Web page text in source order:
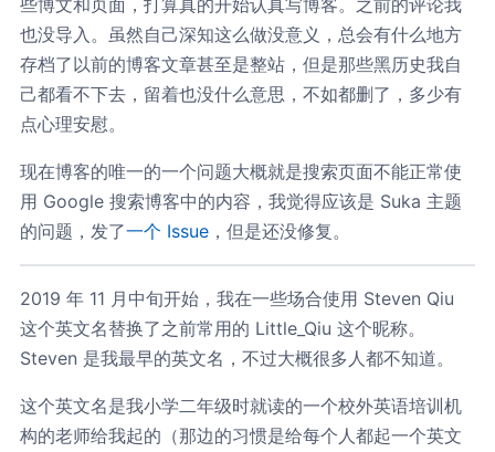
些博文和页面，打算真的开始认真写博客。之前的评论我
也没导入。虽然自己深知这么做没意义，总会有什么地方
存档了以前的博客文章甚至是整站，但是那些黑历史我自
己都看不下去，留着也没什么意思，不如都删了，多少有
点心理安慰。
现在博客的唯一的一个问题大概就是搜索页面不能正常使
用 Google 搜索博客中的内容，我觉得应该是 Suka 主题
的问题，发了一个 Issue，但是还没修复。
2019 年 11 月中旬开始，我在一些场合使用 Steven Qiu
这个英文名替换了之前常用的 Little_Qiu 这个昵称。
Steven 是我最早的英文名，不过大概很多人都不知道。
这个英文名是我小学二年级时就读的一个校外英语培训机
构的老师给我起的（那边的习惯是给每个人都起一个英文